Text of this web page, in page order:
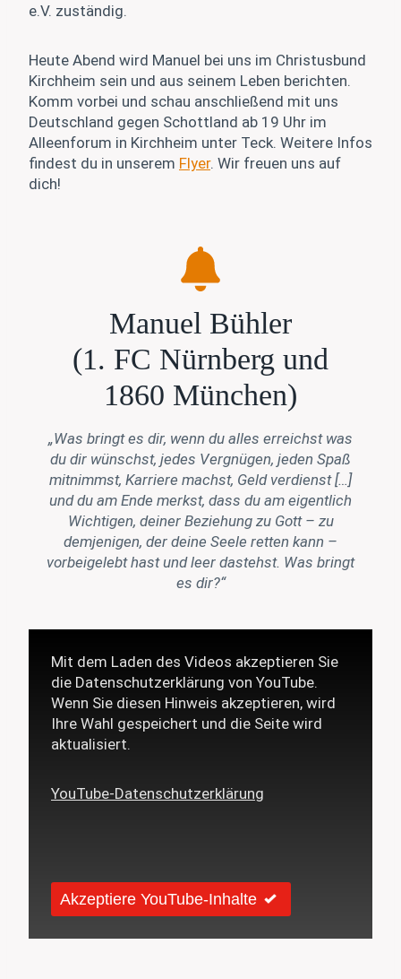
e.V. zuständig.
Heute Abend wird Manuel bei uns im Christusbund
Kirchheim sein und aus seinem Leben berichten.
Komm vorbei und schau anschließend mit uns
Deutschland gegen Schottland ab 19 Uhr im
Alleenforum in Kirchheim unter Teck. Weitere Infos
findest du in unserem Flyer. Wir freuen uns auf
dich!
Manuel Bühler
(1. FC Nürnberg und
1860 München)
„Was bringt es dir, wenn du alles erreichst was
du dir wünschst, jedes Vergnügen, jeden Spaß
mitnimmst, Karriere machst, Geld verdienst […]
und du am Ende merkst, dass du am eigentlich
Wichtigen, deiner Beziehung zu Gott – zu
demjenigen, der deine Seele retten kann –
vorbeigelebt hast und leer dastehst. Was bringt
es dir?“
Mit dem Laden des Videos akzeptieren Sie
die Datenschutzerklärung von YouTube.
Wenn Sie diesen Hinweis akzeptieren, wird
Ihre Wahl gespeichert und die Seite wird
aktualisiert.
YouTube-Datenschutzerklärung
Akzeptiere YouTube-Inhalte